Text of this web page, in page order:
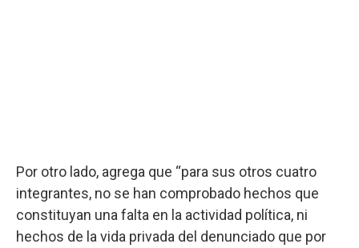
Por otro lado, agrega que “para sus otros cuatro
integrantes, no se han comprobado hechos que
constituyan una falta en la actividad política, ni
hechos de la vida privada del denunciado que por